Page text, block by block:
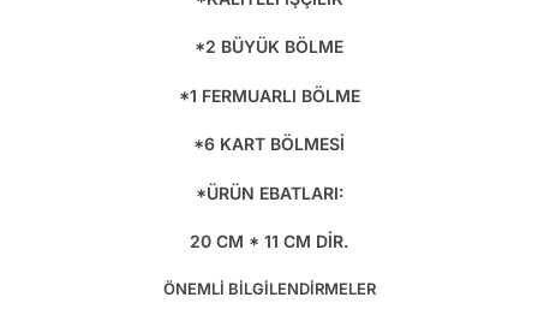
*2 BÜYÜK BÖLME
*1 FERMUARLI BÖLME
*6 KART BÖLMESİ
*ÜRÜN EBATLARI:
20 CM * 11 CM DİR.
ÖNEMLİ BİLGİLENDİRMELER